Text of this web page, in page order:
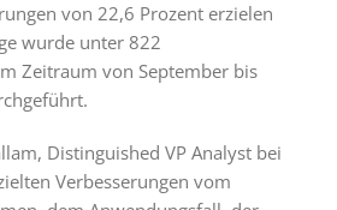
von 22,6 Prozent erzielen
wurde unter 822
Zeitraum von September bis
Distinguished VP Analyst bei
Verbesserungen vom